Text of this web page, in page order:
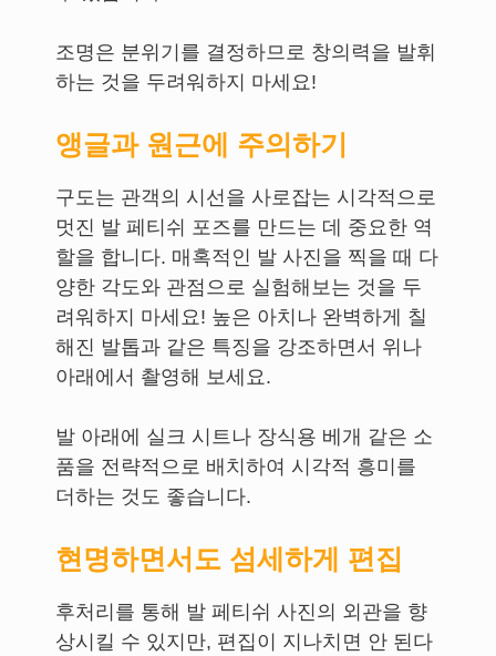
조명은 분위기를 결정하므로 창의력을 발휘
하는 것을 두려워하지 마세요!
앵글과 원근에 주의하기
구도는 관객의 시선을 사로잡는 시각적으로
멋진 발 페티쉬 포즈를 만드는 데 중요한 역
할을 합니다. 매혹적인 발 사진을 찍을 때 다
양한 각도와 관점으로 실험해보는 것을 두
려워하지 마세요! 높은 아치나 완벽하게 칠
해진 발톱과 같은 특징을 강조하면서 위나
아래에서 촬영해 보세요.
발 아래에 실크 시트나 장식용 베개 같은 소
품을 전략적으로 배치하여 시각적 흥미를
더하는 것도 좋습니다.
현명하면서도 섬세하게 편집
후처리를 통해 발 페티쉬 사진의 외관을 향
상시킬 수 있지만, 편집이 지나치면 안 된다